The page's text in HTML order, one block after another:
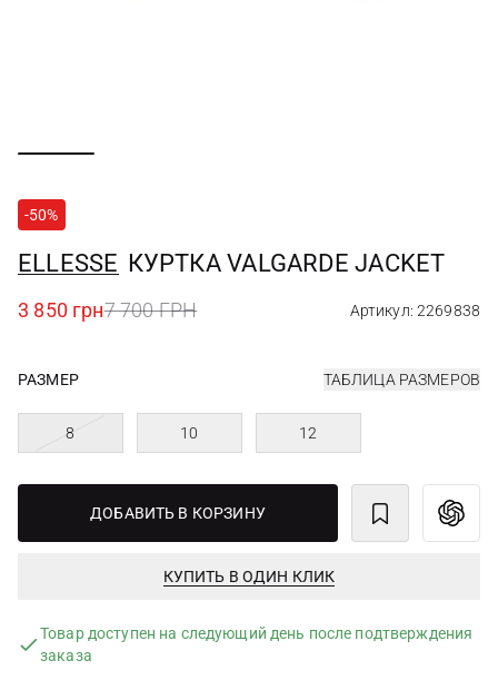
-50%
ELLESSE КУРТКА VALGARDE JACKET
3 850 грн7 700 ГРН Артикул: 2269838
РАЗМЕР ТАБЛИЦА РАЗМЕРОВ
8 10 12
ДОБАВИТЬ В КОРЗИНУ
КУПИТЬ В ОДИН КЛИК
Товар доступен на следующий день после подтверждения
заказа